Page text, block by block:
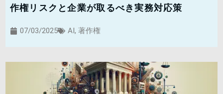
作権リスクと企業が取るべき実務対応策
07/03/2025 AI , 著作権